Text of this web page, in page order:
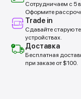
Сотрудничаем с 5
Оформите
Trade in
Сдавайте старую
устройствах.
Доставка
Бесплатная
при заказе от $100.
Подробнее